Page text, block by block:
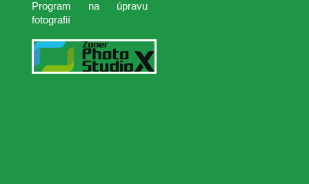
Program na úpravu
fotografií